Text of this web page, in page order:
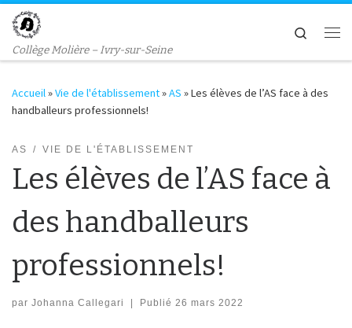
Passer au contenu
Collège Molière – Ivry-sur-Seine
Search
Accueil »Vie de l'établissement»AS »Les élèves de l’AS face à des
handballeurs professionnels!
AS VIE DE L'ÉTABLISSEMENT
Les élèves de l’AS face à
des handballeurs
professionnels!
par Johanna Callegari Publié 26 mars 2022